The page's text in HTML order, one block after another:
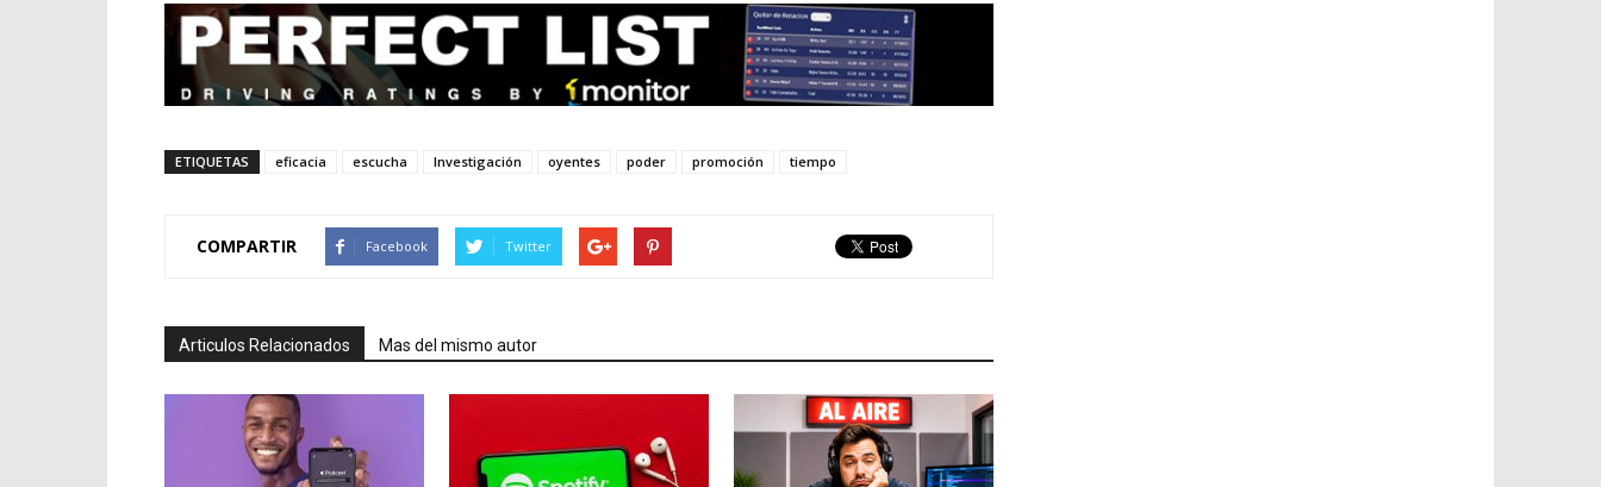
ETIQUETAS eficacia escucha Investigación oyentes poder promoción tiempo
COMPARTIR Facebook Twitter
Articulos Relacionados Mas del mismo autor